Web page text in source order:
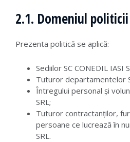
2.1. Domeniul politicii
Prezenta politică se aplică:
Sediilor SC CONEDIL IASI
Tuturor departamentelor
Întregului personal și
SRL;
Tuturor contractanților,
persoane ce lucrează în
SRL.